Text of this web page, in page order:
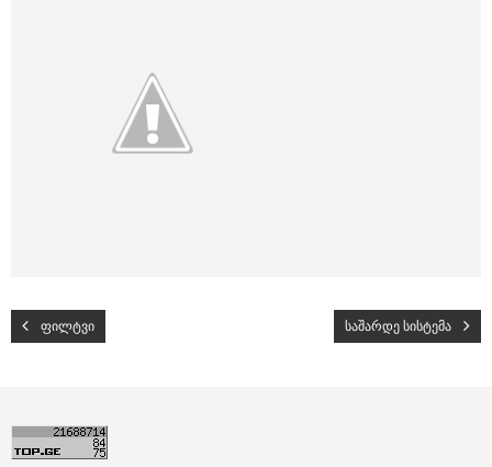
ფილტვი საშარდე სისტემა